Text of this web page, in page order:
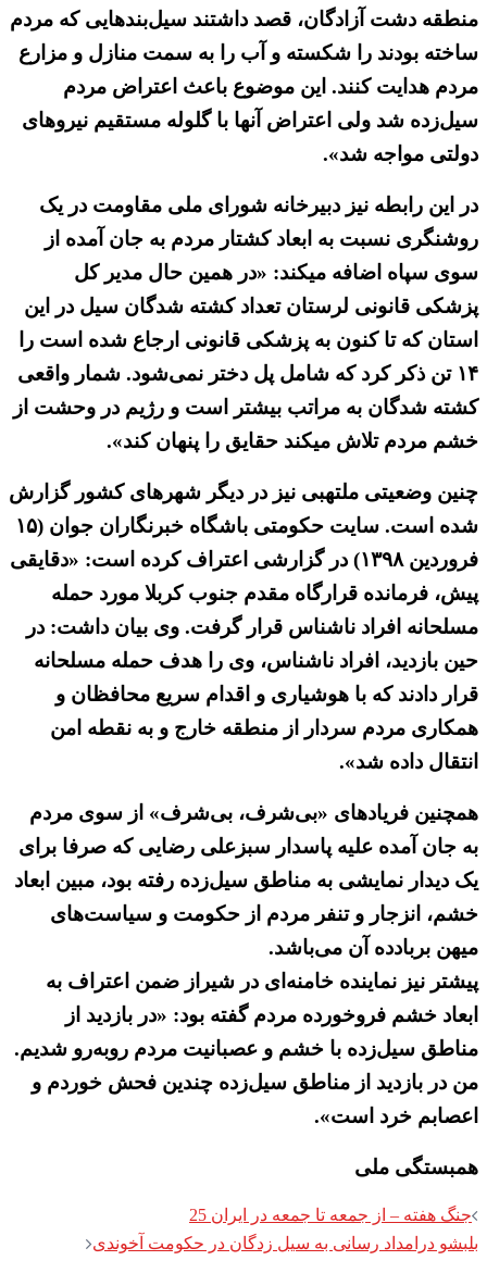
منطقه دشت آزادگان، قصد داشتند سیل‌بندهایی که مردم
ساخته بودند را شکسته و آب را به سمت منازل و مزارع
مردم هدایت کنند. این موضوع باعث اعتراض مردم
سیل‌زده شد ولی اعتراض آنها با گلوله مستقیم نیروهای
دولتی مواجه شد».
در این رابطه نیز دبیرخانه شورای ملی مقاومت در یک
روشنگری نسبت به ابعاد کشتار مردم به جان آمده از
سوی سپاه اضافه میکند: «در همین حال مدیر کل
پزشکی قانونی لرستان تعداد کشته شدگان سیل در این
استان که تا کنون به پزشکی قانونی ارجاع شده است را
۱۴ تن ذکر کرد که شامل پل دختر نمی‌شود. شمار واقعی
کشته شدگان به مراتب بیشتر است و رژیم در وحشت از
خشم مردم تلاش میکند حقایق را پنهان کند».
چنین وضعیتی ملتهبی نیز در دیگر شهرهای کشور گزارش
شده است. سایت حکومتی باشگاه خبرنگاران جوان (۱۵
فروردین ۱۳۹۸) در گزارشی اعتراف کرده است: «دقایقی
پیش، فرمانده قرارگاه مقدم جنوب کربلا مورد حمله
مسلحانه افراد ناشناس قرار گرفت. وی بیان داشت: در
حین بازدید، افراد ناشناس، وی را هدف حمله مسلحانه
قرار دادند که با هوشیاری و اقدام سریع محافظان و
همکاری مردم سردار از منطقه خارج و به نقطه امن
انتقال داده شد».
همچنین فریادهای «بی‌شرف، بی‌شرف» از سوی مردم
به جان آمده علیه پاسدار سبزعلی رضایی که صرفا برای
یک دیدار نمایشی به مناطق سیل‌زده رفته بود، مبین ابعاد
خشم، انزجار و تنفر مردم از حکومت و سیاست‌های
میهن بربادده آن می‌باشد.
پیشتر نیز نماینده خامنه‌ای در شیراز ضمن اعتراف به
ابعاد خشم فروخورده مردم گفته بود: «در بازدید از
مناطق سیل‌زده با خشم و عصبانیت مردم روبه‌رو شدیم.
من در بازدید از مناطق سیل‌زده چندین فحش خوردم و
اعصابم خرد است».
همبستگی ملی
Post
navigation
جنگ هفته – از جمعه تا جمعه در ایران 25
بلبشو درامداد رسانی به سیل زدگان در حکومت آخوندی